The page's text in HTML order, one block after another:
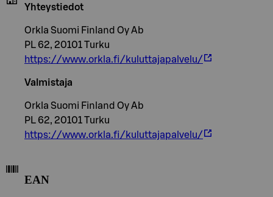
Yhteystiedot
Orkla Suomi Finland Oy Ab
PL 62, 20101 Turku
https://www.orkla.fi/kuluttajapalvelu/
Valmistaja
Orkla Suomi Finland Oy Ab
PL 62, 20101 Turku
https://www.orkla.fi/kuluttajapalvelu/
EAN